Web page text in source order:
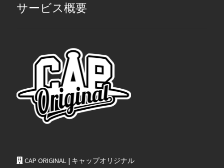
サービス概要
CAP ORIGINAL | キャップオリジナル